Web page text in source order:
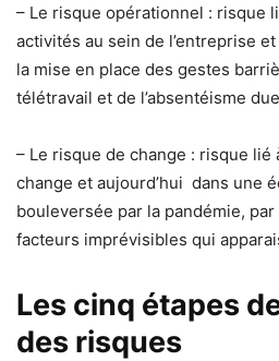
– Le risque opérationnel : risque
activités au sein de l’entreprise
la mise en place des gestes
télétravail et de l’absentéisme
– Le risque de change : risque lié
change et aujourd’hui dans une
bouleversée par la pandémie,
facteurs imprévisibles qui
Les cinq étapes
des risques